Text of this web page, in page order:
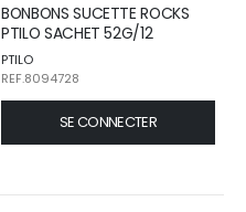
BONBONS SUCETTE ROCKS
PTILO SACHET 52G/12
PTILO
REF.8094728
SE CONNECTER